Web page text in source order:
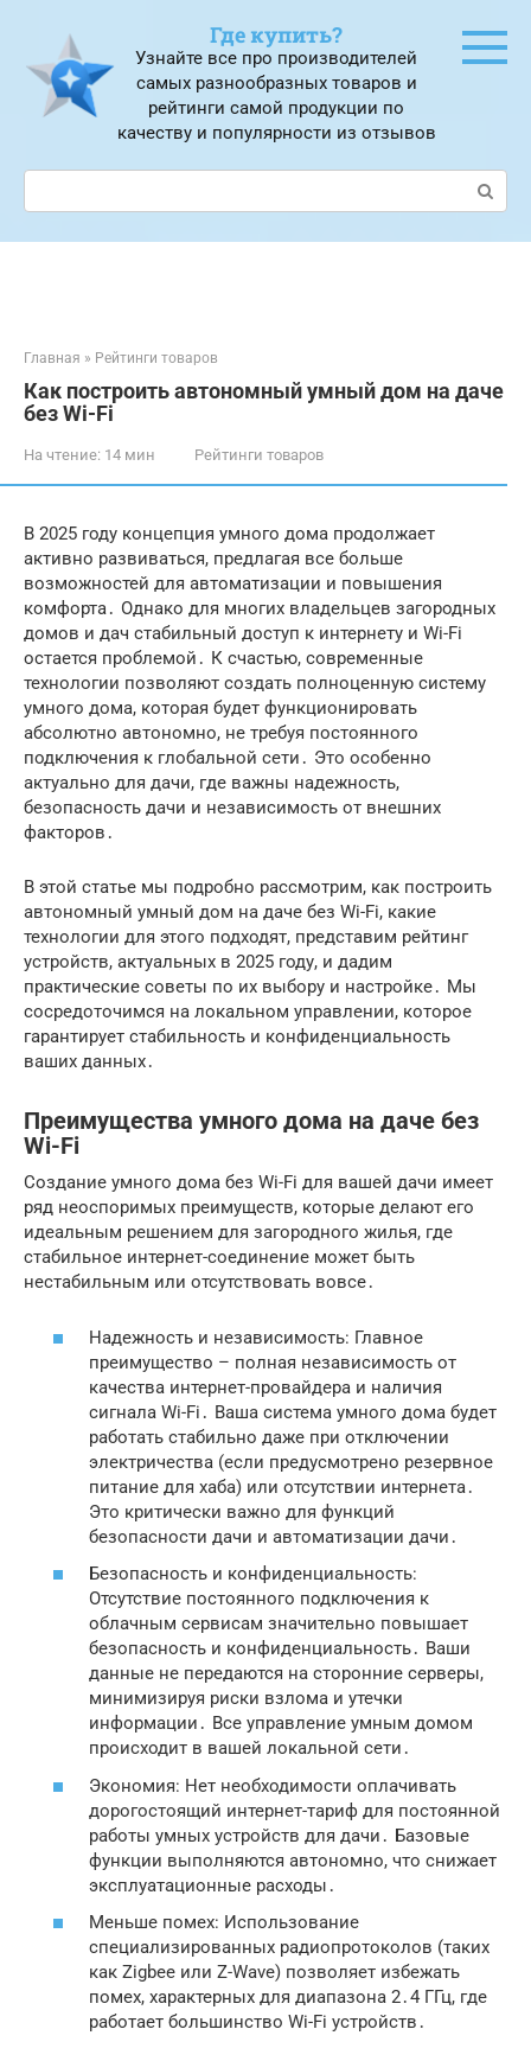
контенту
Где купить?
Узнайте все про производителей
самых разнообразных товаров и
рейтинги самой продукции по
качеству и популярности из отзывов
Поиск:
Главная » Рейтинги товаров
Как построить автономный умный дом на даче
без Wi-Fi
На чтение: 14 мин Рейтинги товаров
В 2025 году концепция умного дома продолжает
активно развиваться, предлагая все больше
возможностей для автоматизации и повышения
комфорта․ Однако для многих владельцев загородных
домов и дач стабильный доступ к интернету и Wi-Fi
остается проблемой․ К счастью, современные
технологии позволяют создать полноценную систему
умного дома, которая будет функционировать
абсолютно автономно, не требуя постоянного
подключения к глобальной сети․ Это особенно
актуально для дачи, где важны надежность,
безопасность дачи и независимость от внешних
факторов․
В этой статье мы подробно рассмотрим, как построить
автономный умный дом на даче без Wi-Fi, какие
технологии для этого подходят, представим рейтинг
устройств, актуальных в 2025 году, и дадим
практические советы по их выбору и настройке․ Мы
сосредоточимся на локальном управлении, которое
гарантирует стабильность и конфиденциальность
ваших данных․
Преимущества умного дома на даче без
Wi-Fi
Создание умного дома без Wi-Fi для вашей дачи имеет
ряд неоспоримых преимуществ, которые делают его
идеальным решением для загородного жилья, где
стабильное интернет-соединение может быть
нестабильным или отсутствовать вовсе․
Надежность и независимость: Главное
преимущество – полная независимость от
качества интернет-провайдера и наличия
сигнала Wi-Fi․ Ваша система умного дома будет
работать стабильно даже при отключении
электричества (если предусмотрено резервное
питание для хаба) или отсутствии интернета․
Это критически важно для функций
безопасности дачи и автоматизации дачи․
Безопасность и конфиденциальность:
Отсутствие постоянного подключения к
облачным сервисам значительно повышает
безопасность и конфиденциальность․ Ваши
данные не передаются на сторонние серверы,
минимизируя риски взлома и утечки
информации․ Все управление умным домом
происходит в вашей локальной сети․
Экономия: Нет необходимости оплачивать
дорогостоящий интернет-тариф для постоянной
работы умных устройств для дачи․ Базовые
функции выполняются автономно, что снижает
эксплуатационные расходы․
Меньше помех: Использование
специализированных радиопротоколов (таких
как Zigbee или Z-Wave) позволяет избежать
помех, характерных для диапазона 2․4 ГГц, где
работает большинство Wi-Fi устройств․